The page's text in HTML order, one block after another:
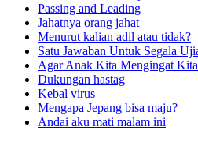
Passing and Leading
Jahatnya orang jahat
Menurut kalian adil atau tidak?
Satu Jawaban Untuk Segala
Agar Anak Kita Mengingat Kita
Dukungan hastag
Kebal virus
Mengapa Jepang bisa maju?
Andai aku mati malam ini